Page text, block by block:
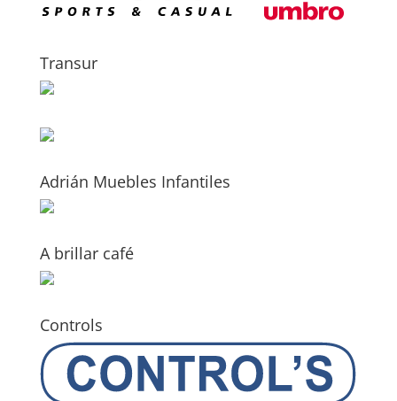
Transur
Adrián Muebles Infantiles
A brillar café
Controls